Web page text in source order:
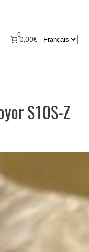
0
0,00€
Choisir
S10S-Z